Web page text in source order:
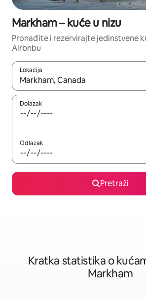
Markham – kuće u nizu
Pronađite i rezervirajte jedinstvene
Airbnbu
Lokacija
Kada budu dostupni rezultati, moći
Dolazak
Odlazak
Pretraži
Kratka statistika o
Markham